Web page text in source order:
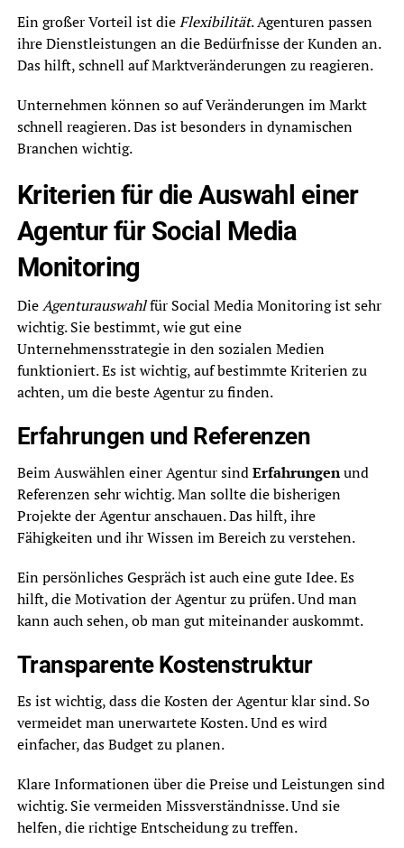
Ein großer Vorteil ist dieFlexibilität. Agenturen passen
ihre Dienstleistungen an die Bedürfnisse der Kunden an.
Das hilft, schnell auf Marktveränderungen zu reagieren.
Unternehmen können so auf Veränderungen im Markt
schnell reagieren. Das ist besonders in dynamischen
Branchen wichtig.
Kriterien für die Auswahl einer
Agentur für Social Media
Monitoring
DieAgenturauswahlfür Social Media Monitoring ist sehr
wichtig. Sie bestimmt, wie gut eine
Unternehmensstrategie in den sozialen Medien
funktioniert. Es ist wichtig, auf bestimmte Kriterien zu
achten, um die beste Agentur zu finden.
Erfahrungen und Referenzen
Beim Auswählen einer Agentur sindErfahrungenund
Referenzen sehr wichtig. Man sollte die bisherigen
Projekte der Agentur anschauen. Das hilft, ihre
Fähigkeiten und ihr Wissen im Bereich zu verstehen.
Ein persönliches Gespräch ist auch eine gute Idee. Es
hilft, die Motivation der Agentur zu prüfen. Und man
kann auch sehen, ob man gut miteinander auskommt.
Transparente Kostenstruktur
Es ist wichtig, dass die Kosten der Agentur klar sind. So
vermeidet man unerwartete Kosten. Und es wird
einfacher, das Budget zu planen.
Klare Informationen über die Preise und Leistungen sind
wichtig. Sie vermeiden Missverständnisse. Und sie
helfen, die richtige Entscheidung zu treffen.